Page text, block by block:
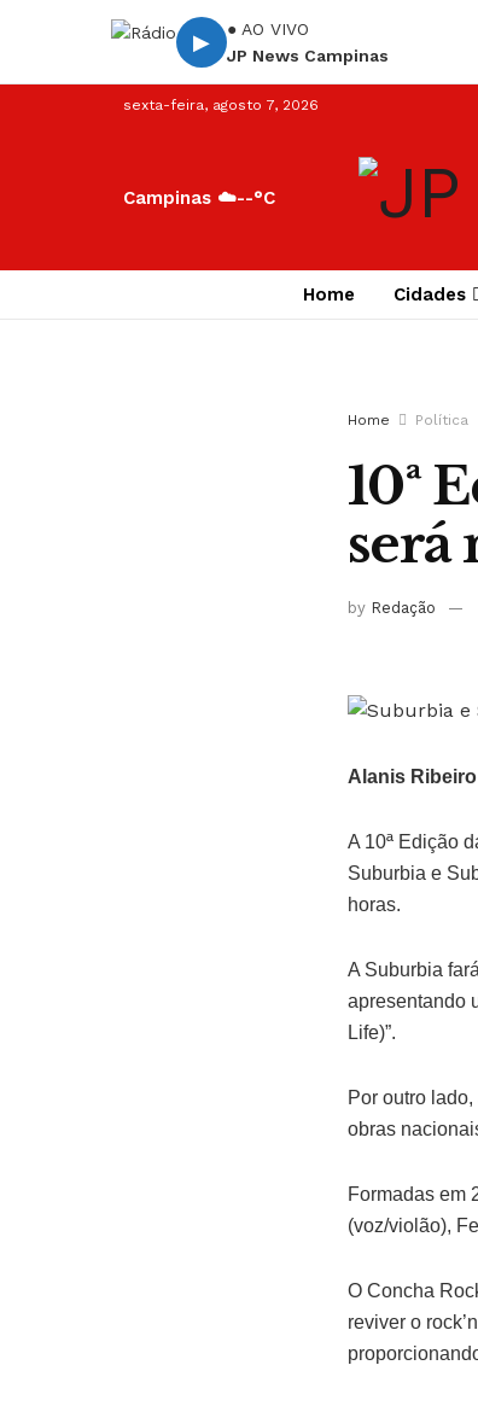
▶
● AO VIVO
JP News Campinas
sexta-feira, agosto 7, 2026
Campinas ☁️--°C
Home Cidades
Home Política
10ª
será
by Redação
Alanis Ribeiro
A 10ª Edição
Suburbia e
horas.
A Suburbia
apresentando
Life)”.
Por outro
obras
Formadas em
(voz/violão),
O Concha
reviver o